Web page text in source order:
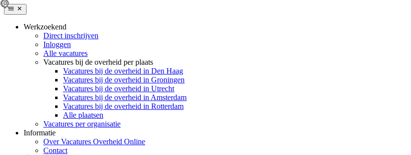
Werkzoekend
Direct inschrijven
Inloggen
Alle vacatures
Vacatures bij de overheid per plaats
Vacatures bij de overheid in Den Haag
Vacatures bij de overheid in Groningen
Vacatures bij de overheid in Utrecht
Vacatures bij de overheid in Amsterdam
Vacatures bij de overheid in Rotterdam
Alle plaatsen
Vacatures per organisatie
Informatie
Over Vacatures Overheid Online
Contact